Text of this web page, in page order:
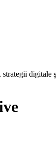
digitale